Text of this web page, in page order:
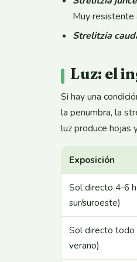
Muy resistente
Strelitzia
Luz: el
Si hay una
la penumbra, la
luz produce hojas
Exposición
Sol directo 4-6
sur/suroeste)
Sol directo
verano)